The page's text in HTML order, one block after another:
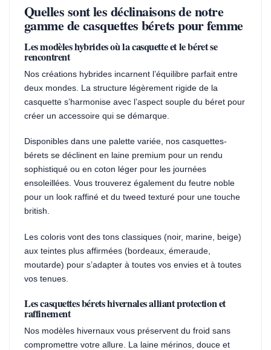
Quelles sont les déclinaisons de notre
gamme de casquettes bérets pour femme
Les modèles hybrides où la casquette et le béret se
rencontrent
Nos créations hybrides incarnent l’équilibre parfait entre
deux mondes. La structure légèrement rigide de la
casquette s’harmonise avec l’aspect souple du béret pour
créer un accessoire qui se démarque.
Disponibles dans une palette variée, nos casquettes-
bérets se déclinent en laine premium pour un rendu
sophistiqué ou en coton léger pour les journées
ensoleillées. Vous trouverez également du feutre noble
pour un look raffiné et du tweed texturé pour une touche
british.
Les coloris vont des tons classiques (noir, marine, beige)
aux teintes plus affirmées (bordeaux, émeraude,
moutarde) pour s’adapter à toutes vos envies et à toutes
vos tenues.
Les casquettes bérets hivernales alliant protection et
raffinement
Nos modèles hivernaux vous préservent du froid sans
compromettre votre allure. La laine mérinos, douce et